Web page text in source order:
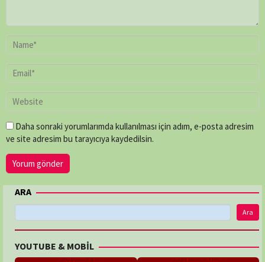
Daha sonraki yorumlarımda kullanılması için adım, e-posta adresim
ve site adresim bu tarayıcıya kaydedilsin.
ARA
Ara
YOUTUBE & MOBİL